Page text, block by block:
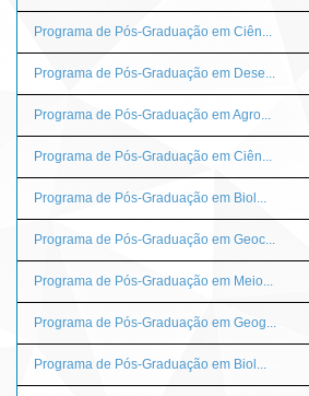
Programa de Pós-Graduação em Ciên...
Programa de Pós-Graduação em Dese...
Programa de Pós-Graduação em Agro...
Programa de Pós-Graduação em Ciên...
Programa de Pós-Graduação em Biol...
Programa de Pós-Graduação em Geoc...
Programa de Pós-Graduação em Meio...
Programa de Pós-Graduação em Geog...
Programa de Pós-Graduação em Biol...